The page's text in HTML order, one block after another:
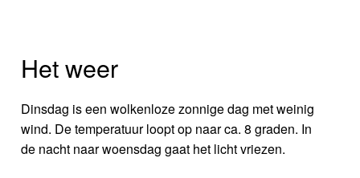
Het weer
Dinsdag is een wolkenloze zonnige dag met weinig
wind. De temperatuur loopt op naar ca. 8 graden. In
de nacht naar woensdag gaat het licht vriezen.